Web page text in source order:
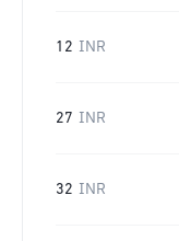
12 INR
27 INR
32 INR